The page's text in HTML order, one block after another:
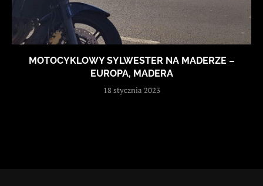
MOTOCYKLOWY SYLWESTER NA MADERZE –
EUROPA, MADERA
18 stycznia 2023